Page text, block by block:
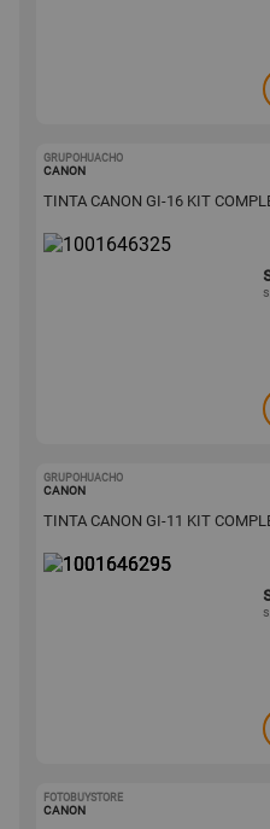
GRUPOHUACHO
CANON
TINTA CANON GI-16 KIT
GRUPOHUACHO
CANON
TINTA CANON GI-11 KIT
FOTOBUYSTORE
CANON